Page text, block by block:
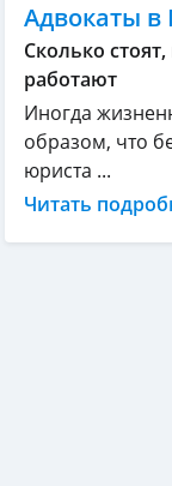
Адвокаты
Сколько
работают
Иногда
образом, что
юриста ...
Читать